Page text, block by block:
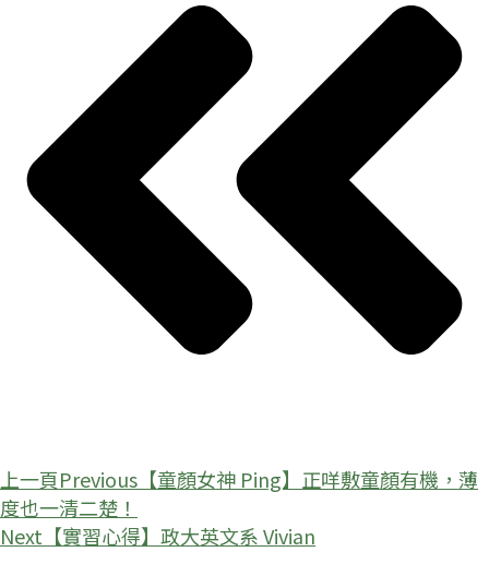
上一頁Previous 【童顏女神 Ping】正咩敷童顏有機，薄
度也一清二楚！
Next 【實習心得】政大英文系 Vivian